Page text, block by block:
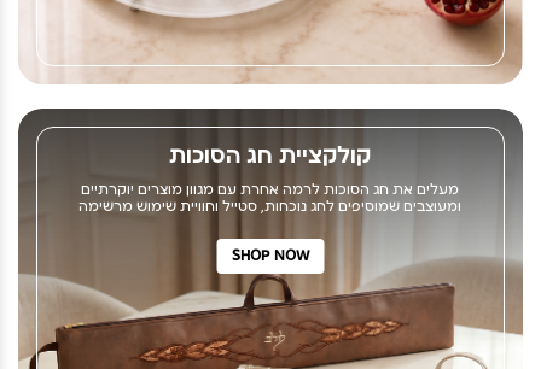
קולקציית חג הסוכות
מעלים את חג הסוכות לרמה אחרת עם מגוון מוצרים יוקרתיים
ומעוצבים שמוסיפים לחג נוכחות, סטייל וחוויית שימוש מרשימה
SHOP NOW